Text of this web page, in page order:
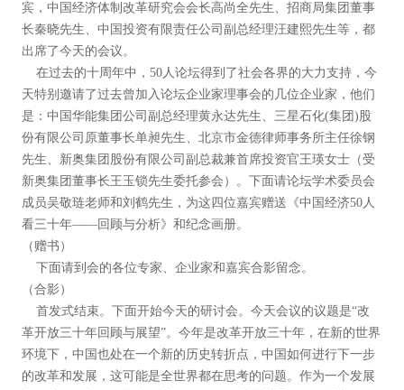
宾，中国经济体制改革研究会会长高尚全先生、招商局集团董事
长秦晓先生、中国投资有限责任公司副总经理汪建熙先生等，都
出席了今天的会议。
在过去的十周年中，50人论坛得到了社会各界的大力支持，今
天特别邀请了过去曾加入论坛企业家理事会的几位企业家，他们
是：中国华能集团公司副总经理黄永达先生、三星石化(集团)股
份有限公司原董事长单昶先生、北京市金德律师事务所主任徐钢
先生、新奥集团股份有限公司副总裁兼首席投资官王瑛女士（受
新奥集团董事长王玉锁先生委托参会）。下面请论坛学术委员会
成员吴敬琏老师和刘鹤先生，为这四位嘉宾赠送《中国经济50人
看三十年——回顾与分析》和纪念画册。
（赠书）
下面请到会的各位专家、企业家和嘉宾合影留念。
（合影）
首发式结束。下面开始今天的研讨会。今天会议的议题是“改
革开放三十年回顾与展望”。今年是改革开放三十年，在新的世界
环境下，中国也处在一个新的历史转折点，中国如何进行下一步
的改革和发展，这可能是全世界都在思考的问题。作为一个发展